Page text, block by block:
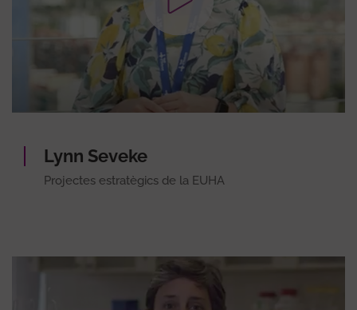
Lynn Seveke
Projectes estratègics de la EUHA